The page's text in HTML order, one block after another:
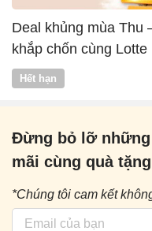
Deal khủng mùa Thu
khắp chốn cùng Lotte
Vntrip
Hết hạn
Đừng bỏ lỡ
mãi cùng quà
*Chúng tôi cam kết